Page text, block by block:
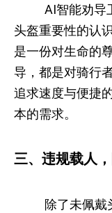
AI智能劝导
头盔重要性的认
是一份对生命的
导，都是对骑行
追求速度与便捷
本的需求。
三、违规载人
除了未佩戴